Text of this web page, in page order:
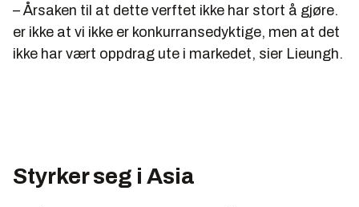
– Årsaken til at dette verftet ikke har stort å gjøre.
er ikke at vi ikke er konkurransedyktige, men at det
ikke har vært oppdrag ute i markedet, sier Lieungh.
Styrker seg i Asia